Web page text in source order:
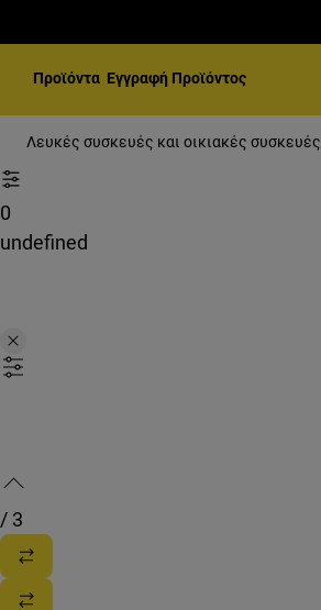
Προϊόντα Εγγραφή Προϊόντος
Λευκές συσκευές και οικιακές συσκευές
0
undefined
/ 3